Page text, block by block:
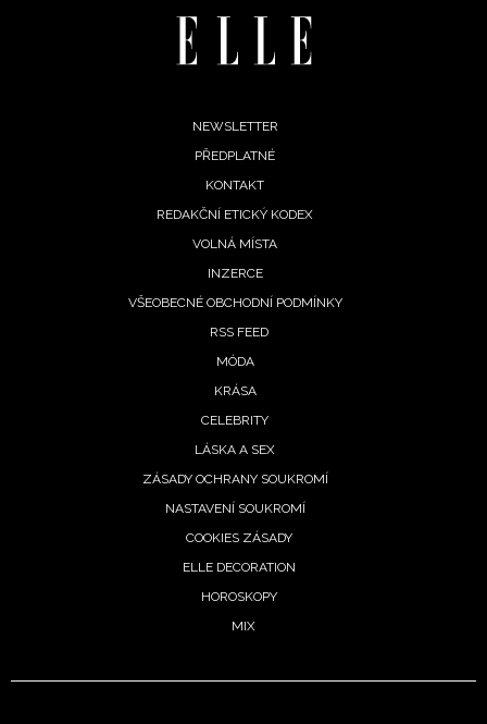
NEWSLETTER
PŘEDPLATNÉ
KONTAKT
REDAKČNÍ ETICKÝ KODEX
VOLNÁ MÍSTA
INZERCE
VŠEOBECNÉ OBCHODNÍ PODMÍNKY
RSS FEED
MÓDA
KRÁSA
CELEBRITY
LÁSKA A SEX
ZÁSADY OCHRANY SOUKROMÍ
NASTAVENÍ SOUKROMÍ
COOKIES ZÁSADY
ELLE DECORATION
HOROSKOPY
MIX